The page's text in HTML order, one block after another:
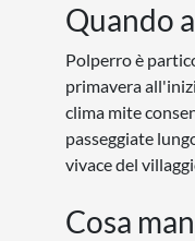
Quando
Polperro è
primavera
clima mite
passeggiate
vivace del
Cosa